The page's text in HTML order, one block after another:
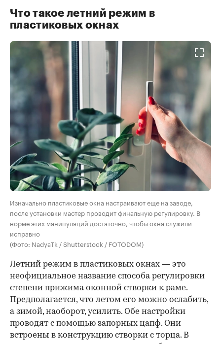
Что такое летний режим в
пластиковых окнах
Изначально пластиковые окна настраивают еще на заводе,
после установки мастер проводит финальную регулировку. В
норме этих манипуляций достаточно, чтобы окна служили
исправно
(Фото: NadyaTk / Shutterstock / FOTODOM)
Летний режим в пластиковых окнах — это
неофициальное название способа регулировки
степени прижима оконной створки к раме.
Предполагается, что летом его можно ослабить,
а зимой, наоборот, усилить. Обе настройки
проводят с помощью запорных цапф. Они
встроены в конструкцию створки с торца. В